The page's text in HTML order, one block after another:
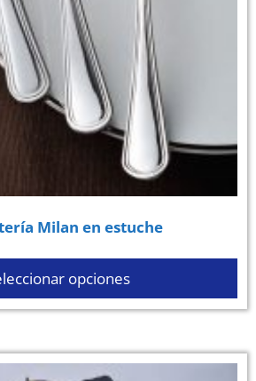
Milan en estuche
opciones